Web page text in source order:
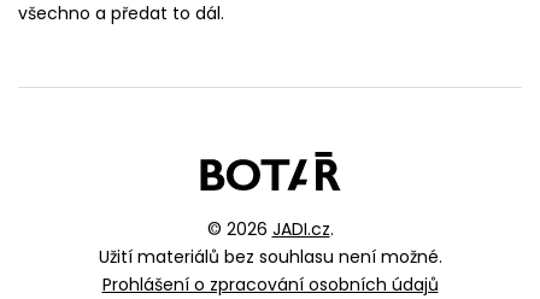
všechno a předat to dál.
© 2026 JADI.cz.
Užití materiálů bez souhlasu není možné.
Prohlášení o zpracování osobních údajů